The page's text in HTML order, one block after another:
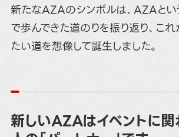
新たなAZAのシンボルは、AZAとい
で歩んできた道のりを振り返り、こ
たい道を想像して誕生しました。
新しいAZAはイベントに